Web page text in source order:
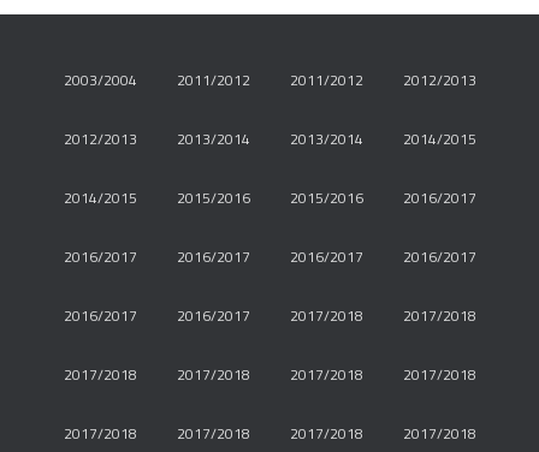
2003/2004 2011/2012 2011/2012 2012/2013
2012/2013 2013/2014 2013/2014 2014/2015
2014/2015 2015/2016 2015/2016 2016/2017
2016/2017 2016/2017 2016/2017 2016/2017
2016/2017 2016/2017 2017/2018 2017/2018
2017/2018 2017/2018 2017/2018 2017/2018
2017/2018 2017/2018 2017/2018 2017/2018